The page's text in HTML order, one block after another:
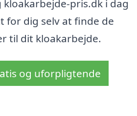
pris.dk i dag
for dig selv at finde de
til dit kloakarbejde.
og uforpligtende